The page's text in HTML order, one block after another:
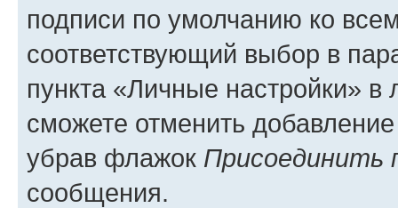
подписи по умолчанию ко
соответствующий выбор в
пункта «Личные настройки»
сможете отменить
убрав флажок Присоединить
сообщения.